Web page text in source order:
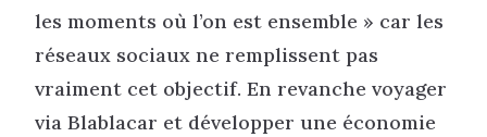
les moments où l’on est ensemble » car les
réseaux sociaux ne remplissent pas
vraiment cet objectif. En revanche voyager
via Blablacar et développer une économie